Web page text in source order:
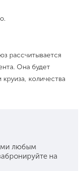
рассчитывается
Она будет
количества
любым
на